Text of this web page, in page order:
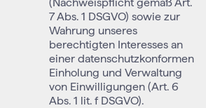
7 Abs. 1 DSGVO) sowie zur
Wahrung unseres
berechtigten Interesses an
einer datenschutzkonformen
Einholung und Verwaltung
von Einwilligungen (Art. 6
Abs. 1 lit. f DSGVO).